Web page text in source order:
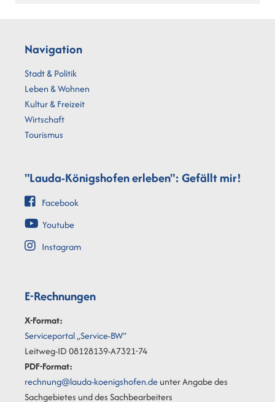
Navigation
Stadt & Politik
Leben & Wohnen
Kultur & Freizeit
Wirtschaft
Tourismus
"Lauda-Königshofen erleben": Gefällt mir!
Facebook
Youtube
Instagram
E-Rechnungen
X-Format:
Serviceportal „Service-BW“
Leitweg-ID 08128139-A7321-74
PDF-Format:
rechnung@lauda-koenigshofen.deunter Angabe des
Sachgebietes und des Sachbearbeiters